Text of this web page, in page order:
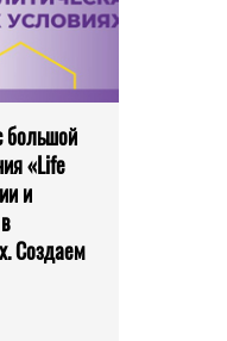
большой
«Life
и
Создаем